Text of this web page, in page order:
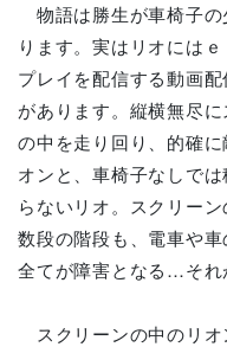
物語は勝生が車椅子の
ります。実はリオには
プレイを配信する動画
があります。縦横無尽
の中を走り回り、的確
オンと、車椅子なしで
らないリオ。スクリー
数段の階段も、電車や車
全てが障害となる…それ
スクリーンの中のリ